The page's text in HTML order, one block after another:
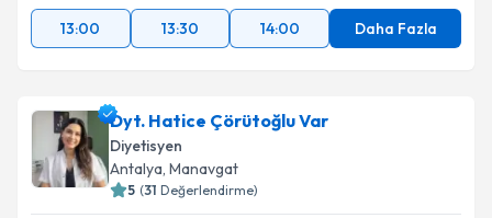
13:00
13:30 14:00 Daha Fazla
Dyt. Hatice Çörütoğlu Var
Diyetisyen
Antalya, Manavgat
5 (31 Değerlendirme)